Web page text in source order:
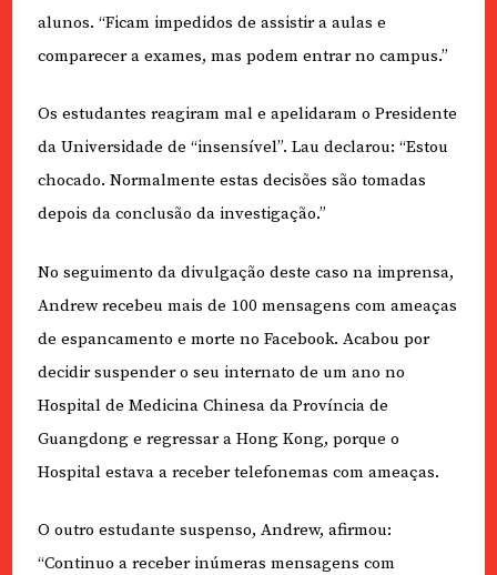
alunos. “Ficam impedidos de assistir a aulas e
comparecer a exames, mas podem entrar no campus.”
Os estudantes reagiram mal e apelidaram o Presidente
da Universidade de “insensível”. Lau declarou: “Estou
chocado. Normalmente estas decisões são tomadas
depois da conclusão da investigação.”
No seguimento da divulgação deste caso na imprensa,
Andrew recebeu mais de 100 mensagens com ameaças
de espancamento e morte no Facebook. Acabou por
decidir suspender o seu internato de um ano no
Hospital de Medicina Chinesa da Província de
Guangdong e regressar a Hong Kong, porque o
Hospital estava a receber telefonemas com ameaças.
O outro estudante suspenso, Andrew, afirmou:
“Continuo a receber inúmeras mensagens com